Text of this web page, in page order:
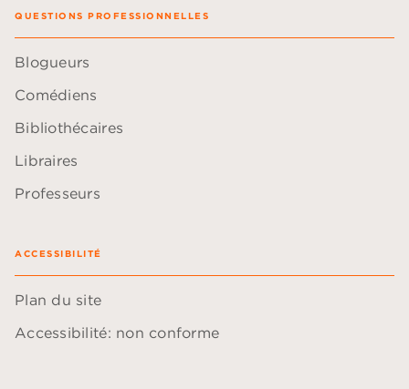
QUESTIONS PROFESSIONNELLES
Blogueurs
Comédiens
Bibliothécaires
Libraires
Professeurs
ACCESSIBILITÉ
Plan du site
Accessibilité: non conforme